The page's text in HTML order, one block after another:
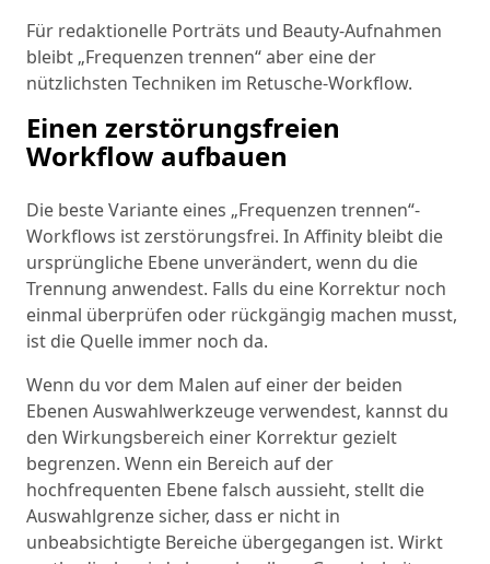
Für redaktionelle Porträts und Beauty-Aufnahmen
bleibt „Frequenzen trennen“ aber eine der
nützlichsten Techniken im Retusche-Workflow.
Einen zerstörungsfreien
Workflow aufbauen
Die beste Variante eines „Frequenzen trennen“-
Workflows ist zerstörungsfrei. In Affinity bleibt die
ursprüngliche Ebene unverändert, wenn du die
Trennung anwendest. Falls du eine Korrektur noch
einmal überprüfen oder rückgängig machen musst,
ist die Quelle immer noch da.
Wenn du vor dem Malen auf einer der beiden
Ebenen Auswahlwerkzeuge verwendest, kannst du
den Wirkungsbereich einer Korrektur gezielt
begrenzen. Wenn ein Bereich auf der
hochfrequenten Ebene falsch aussieht, stellt die
Auswahlgrenze sicher, dass er nicht in
unbeabsichtigte Bereiche übergegangen ist. Wirkt